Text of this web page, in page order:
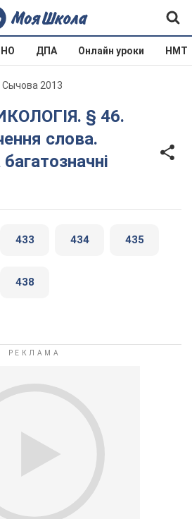
ДПА Онлайн уроки НМТ
Сычова 2013
слова.
433 434 435
438